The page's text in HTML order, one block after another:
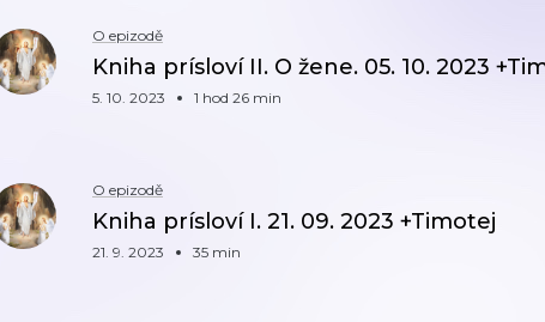
O epizodě
Kniha prísloví II. O žene. 05. 10. 2023
5. 10. 2023 1 hod 26 min
O epizodě
Kniha prísloví I. 21. 09. 2023 +Timotej
21. 9. 2023 35 min